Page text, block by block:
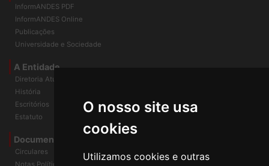
O nosso site usa
cookies
Utilizamos cookies e outras
InformANDES PDF
InformANDES Online
Publicações
Universidade e Sociedade
A Entidade
Diretoria Atual
História
Escritórios
Estatuto
Documentos
Circulares
Notas Políticas